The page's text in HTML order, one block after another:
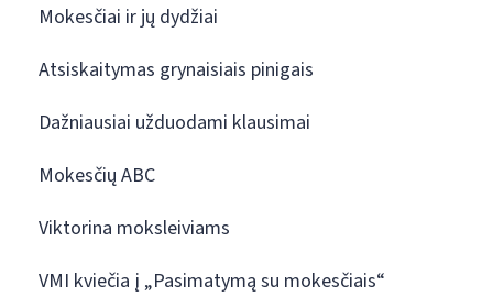
Mokesčiai ir jų dydžiai
Atsiskaitymas grynaisiais pinigais
Dažniausiai užduodami klausimai
Mokesčių ABC
Viktorina moksleiviams
VMI kviečia į „Pasimatymą su mokesčiais“